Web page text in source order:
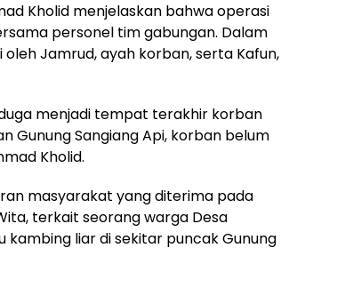
Kholid menjelaskan bahwa operasi
personel tim gabungan. Dalam
Jamrud, ayah korban, serta Kafun,
menjadi tempat terakhir korban
Gunung Sangiang Api, korban belum
Kholid.
masyarakat yang diterima pada
terkait seorang warga Desa
liar di sekitar puncak Gunung